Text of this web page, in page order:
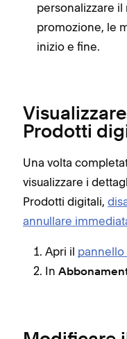
personalizzare
promozione, le
inizio e fine.
Prodotti
Una volta
visualizzare i
Prodotti digitali,
annullare
Apri il pannello
In